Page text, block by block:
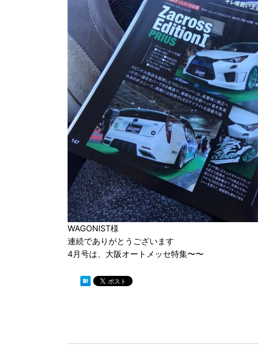
WAGONIST様
連続でありがとうございます
4月号は、大阪オートメッセ特集〜〜